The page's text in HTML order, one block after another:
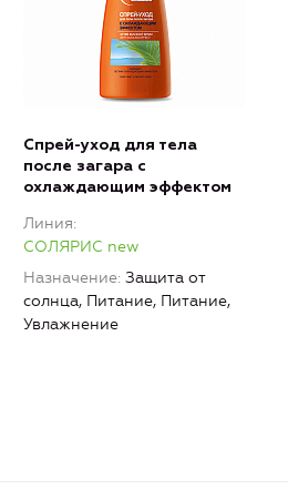
Спрей-уход для тела
после загара с
охлаждающим эффектом
Линия
СОЛЯРИС new
Назначение Защита от
солнца, Питание, Питание,
Увлажнение